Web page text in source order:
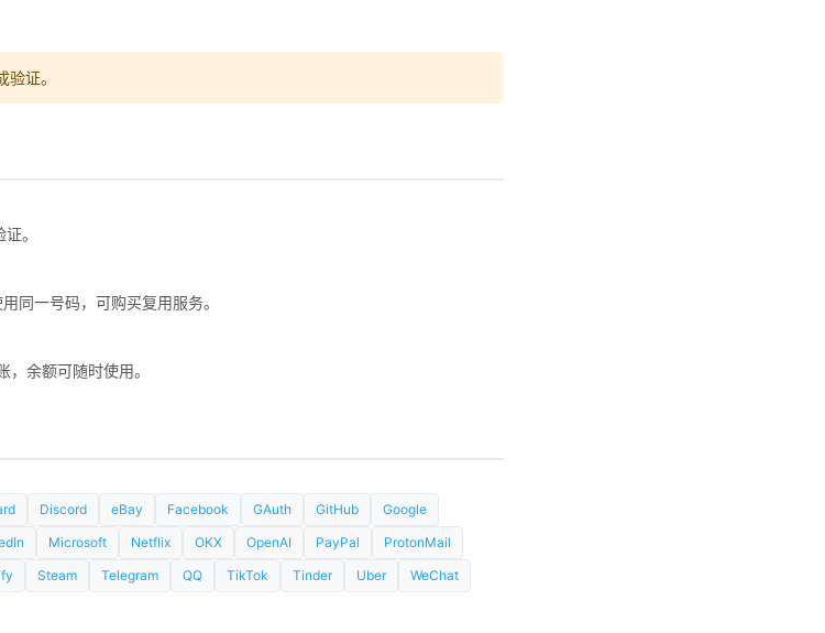
证。
。
同一号码，可购买复用服务。
余额可随时使用。
Discord eBay Facebook GAuth GitHub
Google
Microsoft Netflix OKX OpenAI PayPal
ProtonMail
Steam Telegram QQ TikTok Tinder Uber
WeChat